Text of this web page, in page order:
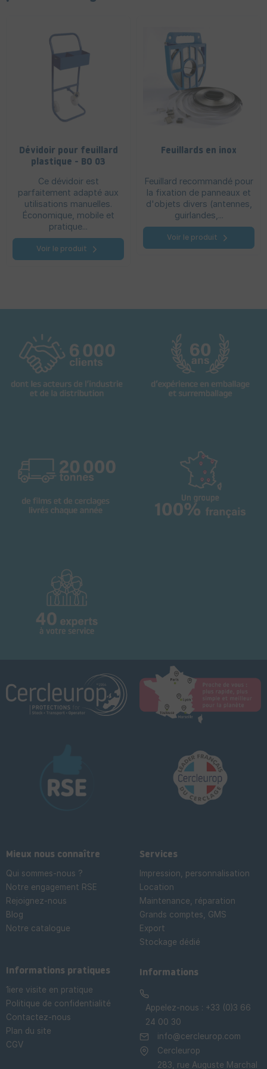
Dévidoir pour feuillard
plastique - BO 03
Ce dévidoir est
parfaitement adapté aux
utilisations manuelles.
Économique, mobile et
pratique...
Voir le produit
Feuillards en inox
Feuillard recommandé pour
la fixation de panneaux et
d'objets divers (antennes,
guirlandes,...
Voir le produit
Mieux nous connaître
Qui sommes-nous ?
Notre engagement RSE
Rejoignez-nous
Blog
Notre catalogue
Services
Impression, personnalisation
Location
Maintenance, réparation
Grands comptes, GMS
Export
Stockage dédié
Informations pratiques
1iere visite en pratique
Politique de confidentialité
Contactez-nous
Plan du site
CGV
Informations
Appelez-nous : +33 (0)3 66
24 00 30
info@cercleurop.com
Cercleurop
283, rue Auguste Marchal